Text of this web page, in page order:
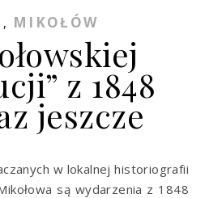
, MIKOŁÓW
z 1848
jeszcze
są wydarzenia z 1848